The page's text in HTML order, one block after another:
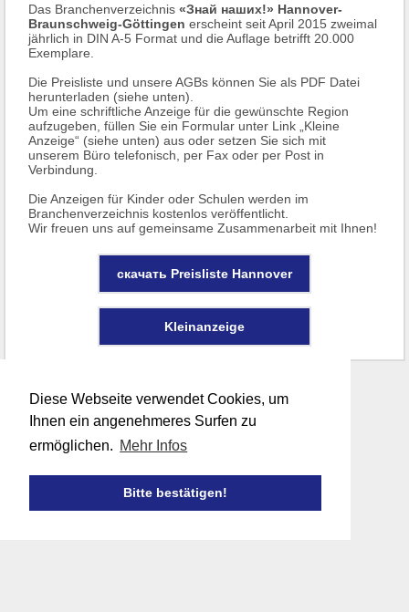
Diese Webseite verwendet Cookies, um
Ihnen ein angenehmeres Surfen zu
ermöglichen. Mehr Infos
Bitte bestätigen!
Das Branchenverzeichnis«Знай наших!» Hannover-
Braunschweig-Göttingen erscheint seit April 2015 zweimal
jährlich in DIN A-5 Format und die Auflage betrifft 20.000
Exemplare.
Die Preisliste und unsere AGBs können Sie als PDF Datei
herunterladen (siehe unten).
Um eine schriftliche Anzeige für die gewünschte Region
aufzugeben, füllen Sie ein Formular unter Link „Kleine
Anzeige“ (siehe unten) aus oder setzen Sie sich mit
unserem Büro telefonisch, per Fax oder per Post in
Verbindung.
Die Anzeigen für Kinder oder Schulen werden im
Branchenverzeichnis kostenlos veröffentlicht.
Wir freuen uns auf gemeinsame Zusammenarbeit mit Ihnen!
скачать Preisliste Hannover
Kleinanzeige